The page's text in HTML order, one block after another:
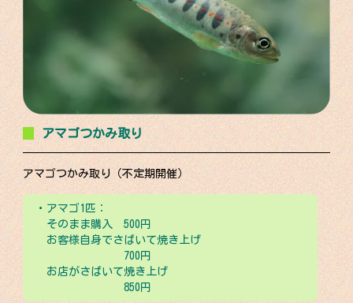
アマゴつかみ取り
アマゴつかみ取り（不定期開催）
・アマゴ1匹：
そのまま購入 500円
お客様自身でさばいて焼き上げ
700円
お店がさばいて焼き上げ
850円